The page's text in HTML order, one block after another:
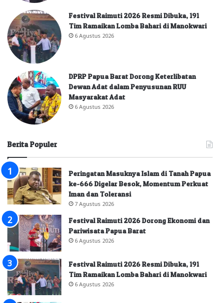
Festival Raimuti 2026 Resmi Dibuka, 191
Tim Ramaikan Lomba Bahari di Manokwari
6 Agustus 2026
DPRP Papua Barat Dorong Keterlibatan
Dewan Adat dalam Penyusunan RUU
Masyarakat Adat
6 Agustus 2026
Berita Populer
Peringatan Masuknya Islam di Tanah Papua
ke-666 Digelar Besok, Momentum Perkuat
Iman dan Toleransi
7 Agustus 2026
Festival Raimuti 2026 Dorong Ekonomi dan
Pariwisata Papua Barat
6 Agustus 2026
Festival Raimuti 2026 Resmi Dibuka, 191
Tim Ramaikan Lomba Bahari di Manokwari
6 Agustus 2026